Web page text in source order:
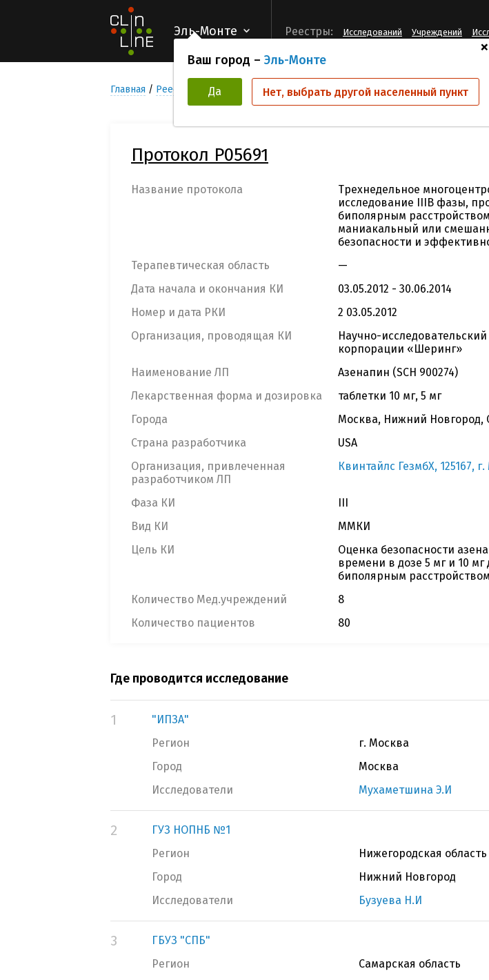
Эль-Монте
Ваш город – Эль-Монте
Да Нет, выбрать другой населенный пункт
Реестры: Исследований Учреждений
Главная Реестр Клинических исследований P05691
Протокол P05691
Название протокола
Трехнедельное
исследование IIIB фазы,
биполярным
маниакальный или
безопасности и
Терапевтическая область
—
Дата начала и окончания КИ
03.05.2012 - 30.06.2014
Номер и дата РКИ
2 03.05.2012
Организация, проводящая КИ
Научно-
корпорации «Шеринг»
Наименование ЛП
Азенапин (SCH 900274)
Лекарственная форма и дозировка
таблетки 10 мг, 5 мг
Города
Москва, Нижний Новгород,
Страна разработчика
USA
Организация, привлеченная
разработчиком ЛП
Квинтайлс ГезмбХ, 125167,
Фаза КИ
III
Вид КИ
ММКИ
Цель КИ
Оценка безопасности
времени в дозе 5 мг и 10
биполярным расстройством
Количество Мед.учреждений
8
Количество пациентов
80
Где проводится исследование
1
"ИПЗА"
Регион
г. Москва
Город
Москва
Исследователи
Мухаметшина Э.И
2
ГУЗ НОПНБ №1
Регион
Нижегородская область
Город
Нижний Новгород
Исследователи
Бузуева Н.И
3
ГБУЗ "СПБ"
Регион
Самарская область